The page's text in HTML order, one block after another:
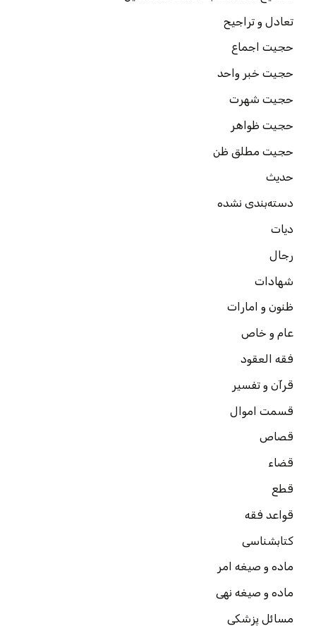
تعادل و تراجیح
حجیت اجماع
حجیت خبر واحد
حجیت شهرت
حجیت ظواهر
حجیت مطلق ظن
حدیث
دسته‌بندی نشده
دیات
رجال
شهادات
ظنون و امارات
عام و خاص
فقه العقود
قرآن و تفسیر
قسمت اموال
قصاص
قضاء
قطع
قواعد فقه
کتابشناسی
ماده و صیغه امر
ماده و صیغه نهی
مسائل پزشکی